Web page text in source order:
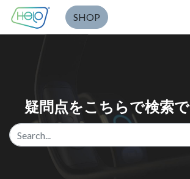
SHOP
疑問点をこちらで検索で